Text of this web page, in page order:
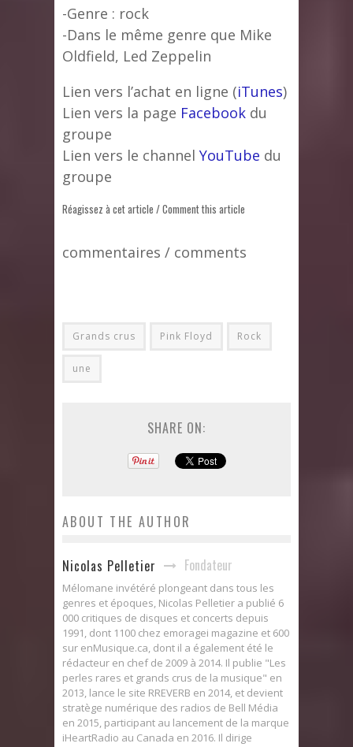
-Genre : rock
-Dans le même genre que Mike
Oldfield, Led Zeppelin
Lien vers l’achat en ligne (iTunes)
Lien vers la page Facebook du
groupe
Lien vers le channel YouTube du
groupe
Réagissez à cet article / Comment this article
commentaires / comments
Grands crus Pink Floyd Rock
une
SHARE ON:
ABOUT THE AUTHOR
Nicolas Pelletier Fondateur
Mélomane invétéré plongeant dans tous les
genres et époques, Nicolas Pelletier a publié 6
000 critiques de disques et concerts depuis
1991, dont 1100 chez emoragei magazine et 600
sur enMusique.ca, dont il a également été le
rédacteur en chef de 2009 à 2014. Il publie "Les
perles rares et grands crus de la musique" en
2013, lance le site RREVERB en 2014, et devient
stratège numérique des radios de Bell Média
en 2015, participant au lancement de la marque
iHeartRadio au Canada en 2016. Il dirige